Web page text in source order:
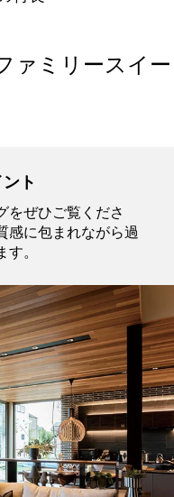
ァミリースイー
ト
をぜひご覧くださ
感に包まれながら過
。